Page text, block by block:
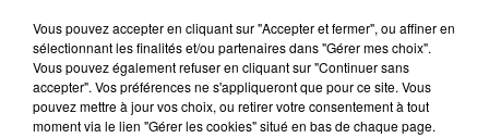
à des prostituées
Vous pouvez accepter en cliquant sur "Accepter et fermer", ou affiner en
sélectionnant les finalités et/ou partenaires dans "Gérer mes choix".
Vous pouvez également refuser en cliquant sur "Continuer sans
accepter". Vos préférences ne s'appliqueront que pour ce site. Vous
pouvez mettre à jour vos choix, ou retirer votre consentement à tout
moment via le lien "Gérer les cookies" situé en bas de chaque page.